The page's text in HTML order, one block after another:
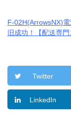
F-02H(ArrowsNX)
旧成功！【配送専門
Twitter
LinkedIn